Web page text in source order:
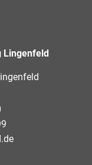
Lingenfeld